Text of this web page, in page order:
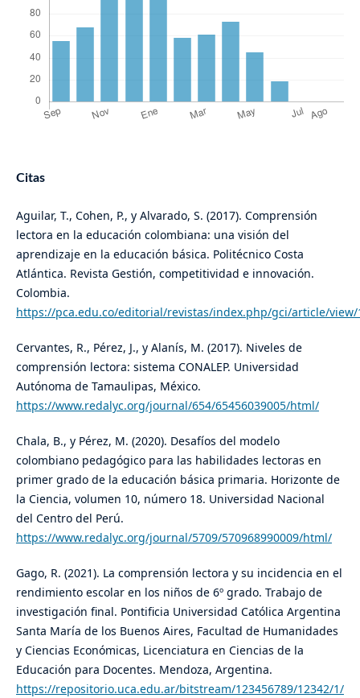
Citas
Aguilar, T., Cohen, P., y Alvarado, S. (2017). Comprensión
lectora en la educación colombiana: una visión del
aprendizaje en la educación básica. Politécnico Costa
Atlántica. Revista Gestión, competitividad e innovación.
Colombia.
https://pca.edu.co/editorial/revistas/index.php/gci/article/view/
Cervantes, R., Pérez, J., y Alanís, M. (2017). Niveles de
comprensión lectora: sistema CONALEP. Universidad
Autónoma de Tamaulipas, México.
https://www.redalyc.org/journal/654/65456039005/html/
Chala, B., y Pérez, M. (2020). Desafíos del modelo
colombiano pedagógico para las habilidades lectoras en
primer grado de la educación básica primaria. Horizonte de
la Ciencia, volumen 10, número 18. Universidad Nacional
del Centro del Perú.
https://www.redalyc.org/journal/5709/570968990009/html/
Gago, R. (2021). La comprensión lectora y su incidencia en el
rendimiento escolar en los niños de 6º grado. Trabajo de
investigación final. Pontificia Universidad Católica Argentina
Santa María de los Buenos Aires, Facultad de Humanidades
y Ciencias Económicas, Licenciatura en Ciencias de la
Educación para Docentes. Mendoza, Argentina.
https://repositorio.uca.edu.ar/bitstream/123456789/12342/1/